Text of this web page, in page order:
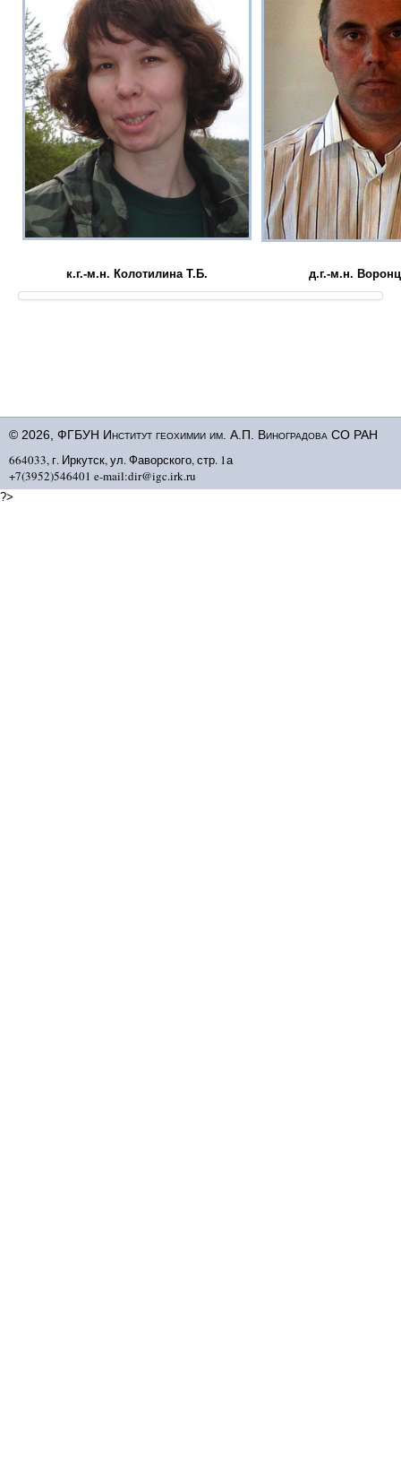
к.г.-м.н. Колотилина Т.Б. д.г.-м.н.
© 2026, ФГБУН Институт геохимии им. А.П. Виноградова СО РАН
664033, г. Иркутск, ул. Фаворского, стр. 1а
+7(3952)546401 e-mail:dir@igc.irk.ru
?>